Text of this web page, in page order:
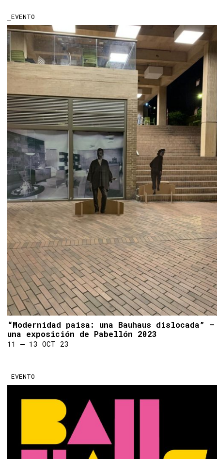
EVENTO
“Modernidad paisa: una Bauhaus dislocada” –
una exposición de Pabellón 2023
11 ― 13 OCT 23
EVENTO